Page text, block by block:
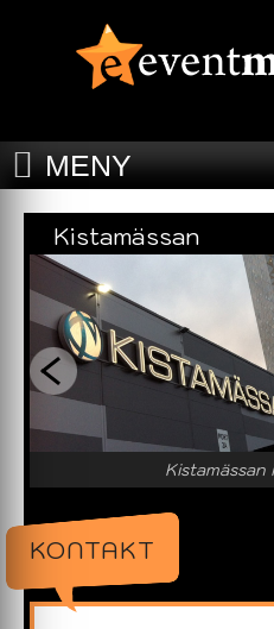
MENY
Kistamässan
KONTAKT